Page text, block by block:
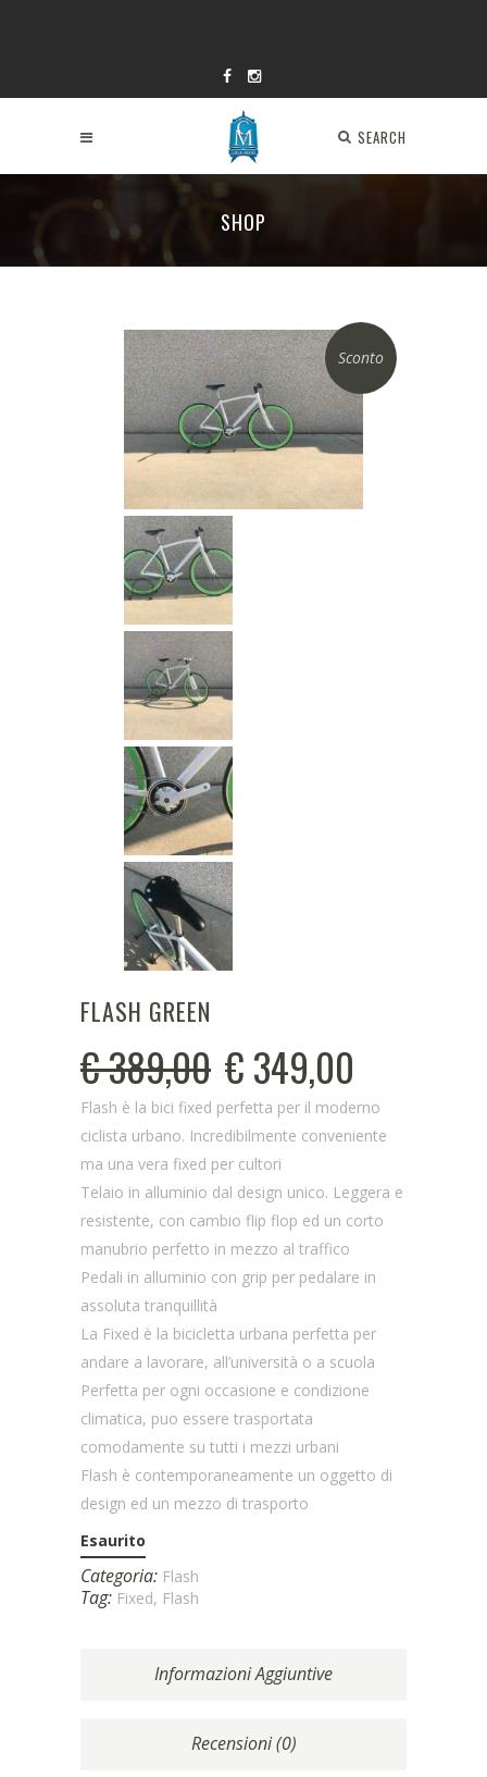
SEARCH
SHOP
Sconto
FLASH GREEN
€389,00 €349,00
Flash è la bici fixed perfetta per il moderno
ciclista urbano. Incredibilmente conveniente
ma una vera fixed per cultori
Telaio in alluminio dal design unico. Leggera e
resistente, con cambio flip flop ed un corto
manubrio perfetto in mezzo al traffico
Pedali in alluminio con grip per pedalare in
assoluta tranquillità
La Fixed è la bicicletta urbana perfetta per
andare a lavorare, all’università o a scuola
Perfetta per ogni occasione e condizione
climatica, puo essere trasportata
comodamente su tutti i mezzi urbani
Flash è contemporaneamente un oggetto di
design ed un mezzo di trasporto
Esaurito
Categoria: Flash
Tag: Fixed, Flash
Informazioni Aggiuntive
Recensioni (0)